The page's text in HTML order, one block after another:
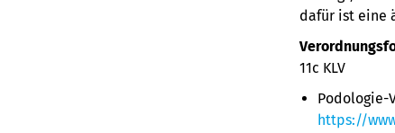
dafür ist eine
11c KLV
Podologie-
https://